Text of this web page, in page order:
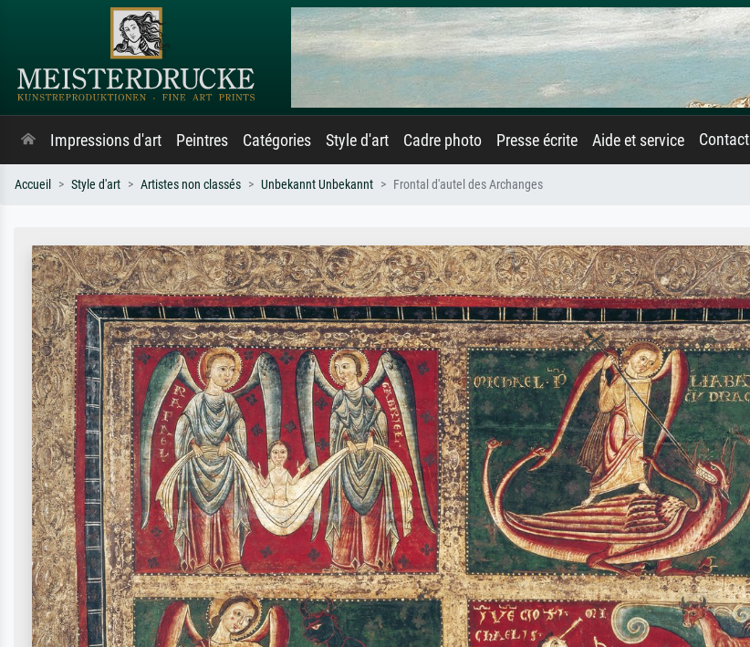
Impressions d'art Peintres Catégories Style d'art Cadre photo Presse écrite Aide et service Contact
Accueil Style d'art Artistes non classés Unbekannt Unbekannt Frontal d'autel des Archanges